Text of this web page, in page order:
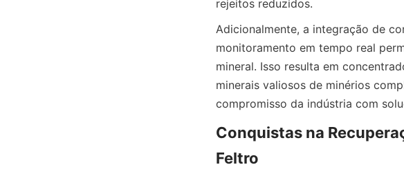
Adicionalmente, a integração de
monitoramento em tempo real
mineral. Isso resulta em
minerais valiosos de minérios
Conquistas na